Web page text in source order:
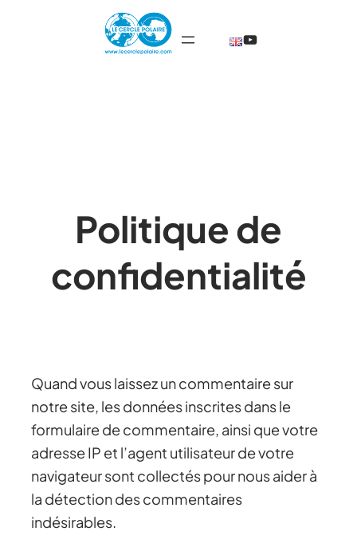
Politique de
confidentialité
Quand vous laissez un commentaire sur
notre site, les données inscrites dans le
formulaire de commentaire, ainsi que votre
adresse IP et l’agent utilisateur de votre
navigateur sont collectés pour nous aider à
la détection des commentaires
indésirables.